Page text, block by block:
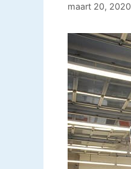
maart 20, 2020